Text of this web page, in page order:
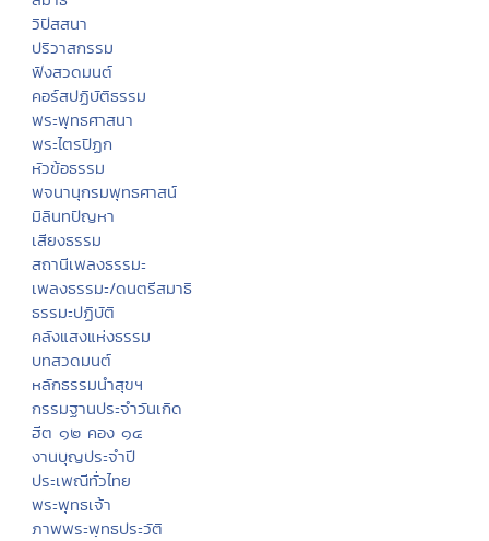
วิปัสสนา
ปริวาสกรรม
ฟังสวดมนต์
คอร์สปฏิบัติธรรม
พระพุทธศาสนา
พระไตรปิฏก
หัวข้อธรรม
พจนานุกรมพุทธศาสน์
มิลินทปัญหา
เสียงธรรม
สถานีเพลงธรรมะ
เพลงธรรมะ/ดนตรีสมาธิ
ธรรมะปฏิบัติ
คลังแสงแห่งธรรม
บทสวดมนต์
หลักธรรมนำสุขฯ
กรรมฐานประจำวันเกิด
ฮีต ๑๒ คอง ๑๔
งานบุญประจำปี
ประเพณีทั่วไทย
พระพุทธเจ้า
ภาพพระพุทธประวัติ